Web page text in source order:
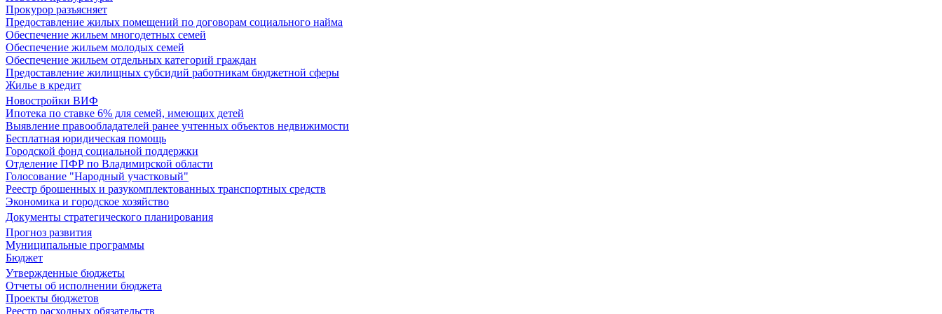
Прокурор разъясняет
Предоставление жилых помещений по договорам социального найма
Обеспечение жильем многодетных семей
Обеспечение жильем молодых семей
Обеспечение жильем отдельных категорий граждан
Предоставление жилищных субсидий работникам бюджетной сферы
Жилье в кредит
Новостройки ВИФ
Ипотека по ставке 6% для семей, имеющих детей
Выявление правообладателей ранее учтенных объектов недвижимости
Бесплатная юридическая помощь
Городской фонд социальной поддержки
Отделение ПФР по Владимирской области
Голосование "Народный участковый"
Реестр брошенных и разукомплектованных транспортных средств
Экономика и городское хозяйство
Документы стратегического планирования
Прогноз развития
Муниципальные программы
Бюджет
Утвержденные бюджеты
Отчеты об исполнении бюджета
Проекты бюджетов
Реестр расходных обязательств